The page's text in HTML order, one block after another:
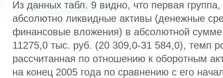
Из данных табл. 9 видно, что первая
абсолютно ликвидные активы (денежные
финансовые вложения) в абсолютной сумме
11275,0 тыс. руб. (20 309,0-31 584,0), темп
рассчитанная по отношению к оборотным
на конец 2005 года по сравнению с его